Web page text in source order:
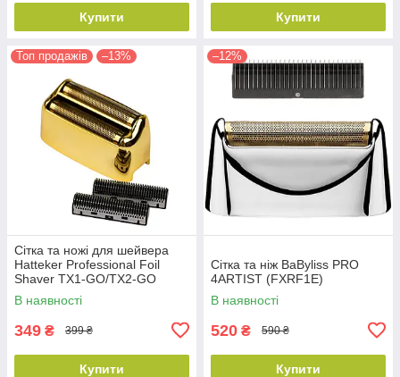
Купити Купити
Топ продажів –13%
Сітка та ножі для шейвера
Hatteker Professional Foil
Shaver TX1-GO/TX2-GO
(TX2-02-GO)
В наявності
349 ₴ 399 ₴
Купити
–12%
Сітка та ніж BaByliss PRO
4ARTIST (FXRF1E)
В наявності
520 ₴ 590 ₴
Купити